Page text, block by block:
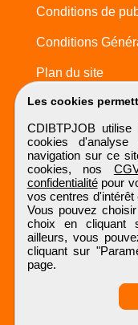
Les cookies
CDIBTPJOB
cookies d'analyse
navigation sur ce
cookies, nos
confidentialitépour
vos centres
Vous pouvez
choix en cliquant
ailleurs, vous
cliquant sur
page.
Conditions de
Conditions
Plan du site